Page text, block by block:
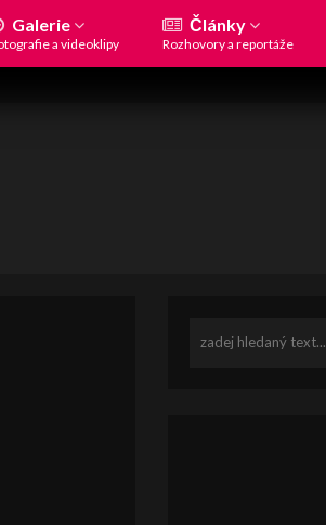
Galerie
a videoklipy
Články
Rozhovory a reportáže